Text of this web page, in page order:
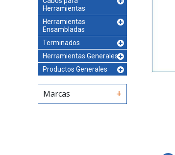
Herramientas
Herramientas
Ensambladas
Terminados
Herramientas Generales
Productos Generales
Marcas